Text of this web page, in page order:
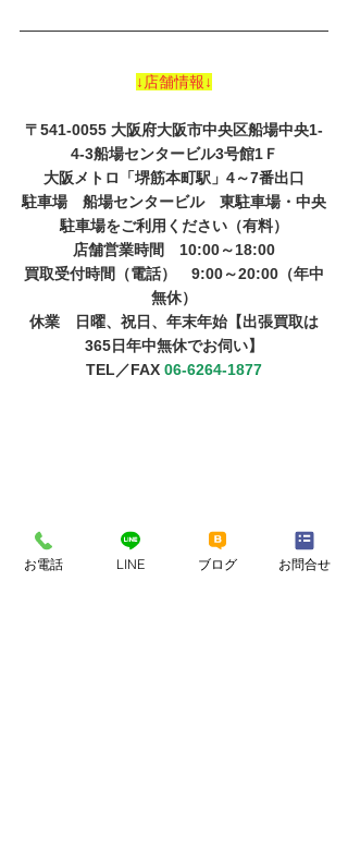
↓店舗情報↓
〒541-0055 大阪府大阪市中央区船場中央1-
4-3船場センタービル3号館1Ｆ
大阪メトロ「堺筋本町駅」4～7番出口
駐車場　船場センタービル　東駐車場・中央
駐車場をご利用ください（有料）
店舗営業時間　10:00～18:00
​買取受付時間（電話）　9:00～20:00（年中
無休）
​​休業　日曜、祝日、年末年始【出張買取は
365日年中無休でお伺い】
TEL／FAX 06-6264-1877
お電話 LINE ブログ お問合せ